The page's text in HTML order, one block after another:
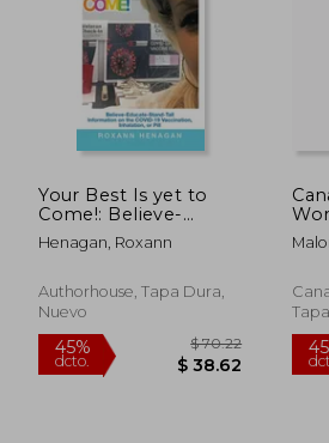
40%
Your Best Is yet to
Come!: Believe-
Educate-Stand-Tall
Information on the
Inhalation, or Pill (en
Inglés)
Henagan, Roxann
Authorhouse, Tapa Dura,
Nuevo